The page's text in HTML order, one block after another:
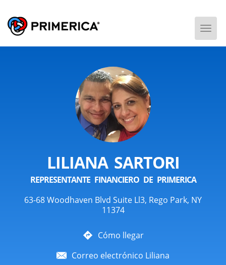
LILIANA SARTORI
REPRESENTANTE FINANCIERO DE PRIMERICA
63-68 Woodhaven Blvd Suite Ll3, Rego Park, NY
11374
Cómo llegar
Correo electrónico Liliana